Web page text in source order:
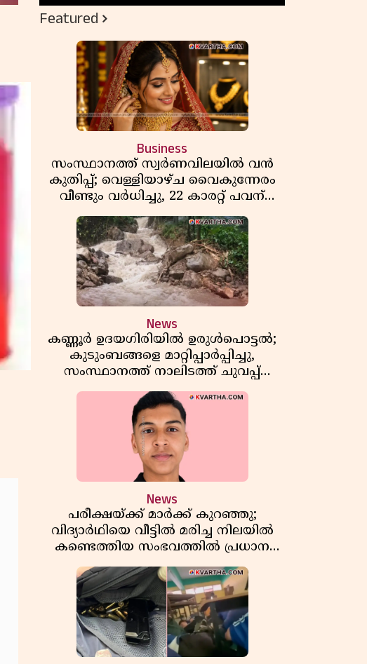
Featured
Business
സംസ്ഥാനത്ത് സ്വർണവിലയിൽ വൻ
കുതിപ്പ്; വെള്ളിയാഴ്ച വൈകുന്നേരം
വീണ്ടും വർധിച്ചു, 22 കാരറ്റ് പവന്
1,10,920 രൂപയായി
News
കണ്ണൂർ ഉദയഗിരിയിൽ ഉരുൾപൊട്ടൽ;
കുടുംബങ്ങളെ മാറ്റിപ്പാർപ്പിച്ചു,
സംസ്ഥാനത്ത് നാലിടത്ത് ചുവപ്പ്
ജാഗ്രത
News
പരീക്ഷയ്ക്ക് മാർക്ക് കുറഞ്ഞു;
വിദ്യാർഥിയെ വീട്ടിൽ മരിച്ച നിലയിൽ
കണ്ടെത്തിയ സംഭവത്തിൽ പ്രധാന
അധ്യാപികക്കെതിരെ പരാതി